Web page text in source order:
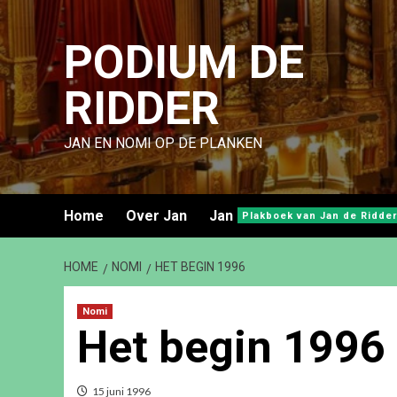
Ga
naar
de
inhoud
PODIUM DE
RIDDER
JAN EN NOMI OP DE PLANKEN
Home Over Jan Jan Plakboek van Jan de Ridder
HOME NOMI HET BEGIN 1996
Nomi
Het begin 1996
15 juni 1996